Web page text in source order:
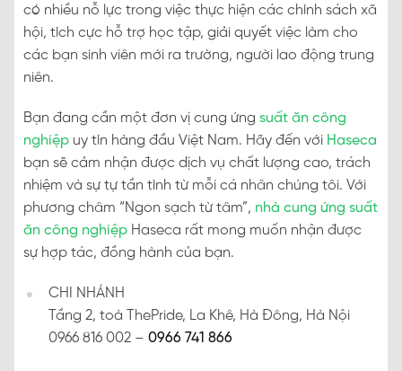
có nhiều nỗ lực trong việc thực hiện các chính sách xã
hội, tích cực hỗ trợ học tập, giải quyết việc làm cho
các bạn sinh viên mới ra trường, người lao động trung
niên.
Bạn đang cần một đơn vị cung ứng suất ăn công
nghiệp uy tín hàng đầu Việt Nam. Hãy đến với Haseca
bạn sẽ cảm nhận được dịch vụ chất lượng cao, trách
nhiệm và sự tự tần tình từ mỗi cá nhân chúng tôi. Với
phương châm “Ngon sạch từ tâm”, nhà cung ứng suất
ăn công nghiệp Haseca rất mong muốn nhận được
sự hợp tác, đồng hành của bạn.
CHI NHÁNH
Tầng 2, toà ThePride, La Khê, Hà Đông, Hà Nội
0966 816 002 – 0966 741 866